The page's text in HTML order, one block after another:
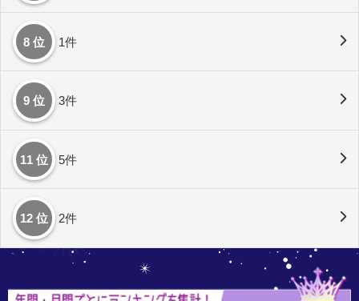
8 位 1件
9 位 3件
11 位 5件
12 位 2件